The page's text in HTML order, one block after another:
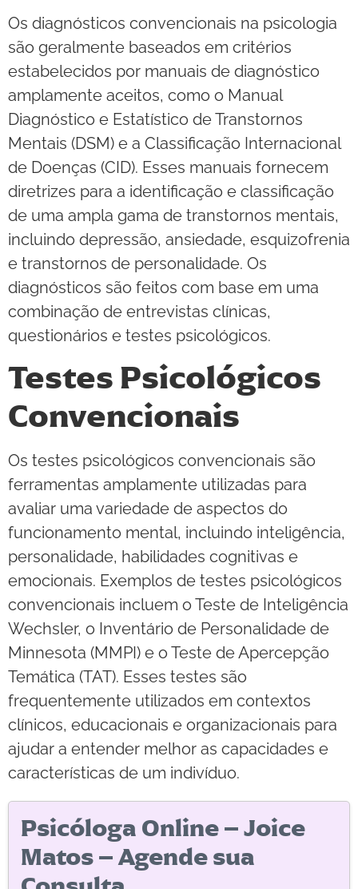
Os diagnósticos convencionais na psicologia
são geralmente baseados em critérios
estabelecidos por manuais de diagnóstico
amplamente aceitos, como o Manual
Diagnóstico e Estatístico de Transtornos
Mentais (DSM) e a Classificação Internacional
de Doenças (CID). Esses manuais fornecem
diretrizes para a identificação e classificação
de uma ampla gama de transtornos mentais,
incluindo depressão, ansiedade, esquizofrenia
e transtornos de personalidade. Os
diagnósticos são feitos com base em uma
combinação de entrevistas clínicas,
questionários e testes psicológicos.
Testes Psicológicos
Convencionais
Os testes psicológicos convencionais são
ferramentas amplamente utilizadas para
avaliar uma variedade de aspectos do
funcionamento mental, incluindo inteligência,
personalidade, habilidades cognitivas e
emocionais. Exemplos de testes psicológicos
convencionais incluem o Teste de Inteligência
Wechsler, o Inventário de Personalidade de
Minnesota (MMPI) e o Teste de Apercepção
Temática (TAT). Esses testes são
frequentemente utilizados em contextos
clínicos, educacionais e organizacionais para
ajudar a entender melhor as capacidades e
características de um indivíduo.
Psicóloga Online – Joice
Matos – Agende sua